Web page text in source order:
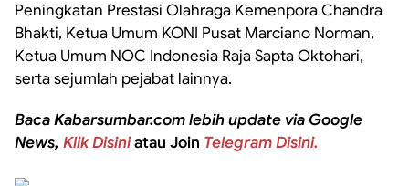
Peningkatan Prestasi Olahraga Kemenpora Chandra
Bhakti, Ketua Umum KONI Pusat Marciano Norman,
Ketua Umum NOC Indonesia Raja Sapta Oktohari,
serta sejumlah pejabat lainnya.
Baca Kabarsumbar.com lebih update via Google
News, Klik Disiniatau Join Telegram Disini.